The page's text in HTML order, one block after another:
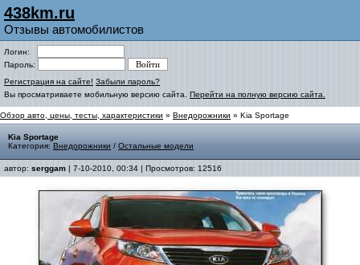
438km.ru
Отзывы автомобилистов
Логин:
Пароль:
Регистрация на сайте! Забыли пароль?
Вы просматриваете мобильную версию сайта. Перейти на полную версию сайта.
Обзор авто, цены, тесты, характеристики » Внедорожники » Kia Sportage
Kia Sportage
Категория: Внедорожники / Остальные модели
автор: serggam | 7-10-2010, 00:34 | Просмотров: 12516